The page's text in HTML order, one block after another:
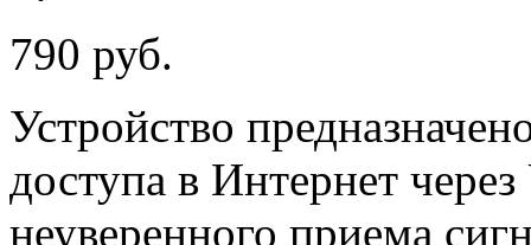
790 руб.
Устройство
доступа в Интернет
неуверенного приема